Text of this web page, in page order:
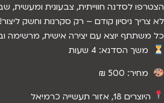
הצטרפו לסדנה חווייתית, צבעונית ומעשית,
לא צריך ניסיון קודם – רק סקרנות וחשק ליצור!
כל משתתף יוצא עם יצירה אישית, מרשימה
משך הסדנא: 4 שעות
מחיר: 500 ₪
היוצרים 18, אזור תעשייה כרמיאל